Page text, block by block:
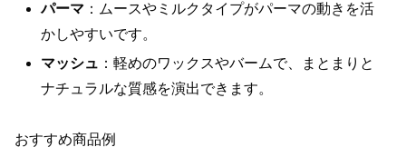
パーマ ：ムースやミルクタイプがパーマの動きを活
かしやすいです。
マッシュ ：軽めのワックスやバームで、まとまりと
ナチュラルな質感を演出できます。
おすすめ商品例